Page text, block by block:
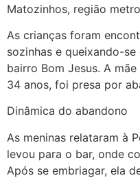
Matozinhos, região
As crianças foram
sozinhas e queixando-
bairro Bom Jesus. A
34 anos, foi presa por
Dinâmica do abandono
As meninas relataram à
levou para o bar, onde
Após se embriagar, ela